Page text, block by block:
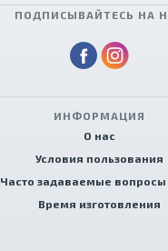
ПОДПИСЫВАЙТЕСЬ НА
ИНФОРМАЦИЯ
О нас
Условия пользования
Часто задаваемые вопросы
Время изготовления